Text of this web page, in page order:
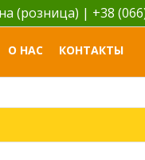
(розница) | +38
О НАС КОНТАКТЫ